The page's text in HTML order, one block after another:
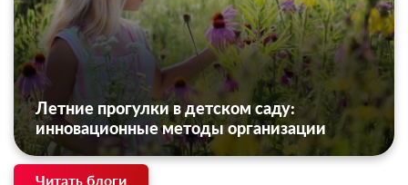
Летние прогулки в детском саду:
инновационные методы организации
Читать блоги